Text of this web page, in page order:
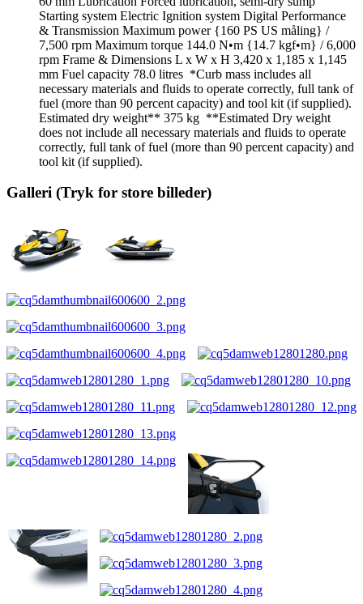
Starting system Electric Ignition system Digital Performance
& Transmission Maximum power {160 PS US måling} /
7,500 rpm Maximum torque 144.0 N•m {14.7 kgf•m} / 6,000
rpm Frame & Dimensions L x W x H 3,420 x 1,185 x 1,145
mm Fuel capacity 78.0 litres ‎ *Curb mass includes all
necessary materials and fluids to operate correctly, full tank of
fuel (more than 90 percent capacity) and tool kit (if supplied).
Estimated dry weight** 375 kg ‎ **Estimated Dry weight
does not include all necessary materials and fluids to operate
correctly, full tank of fuel (more than 90 percent capacity) and
tool kit (if supplied).
Galleri (Tryk for store billeder)